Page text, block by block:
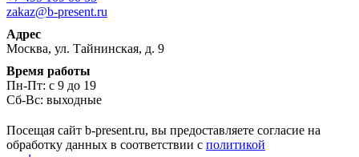
zakaz@b-present.ru
Адрес
Москва, ул. Тайнинская, д. 9
Время работы
Пн-Пт: с 9 до 19
Сб-Вс: выходные
Посещая сайт b-present.ru, вы предоставляете согласие на
обработку данных в соответствии с политикой